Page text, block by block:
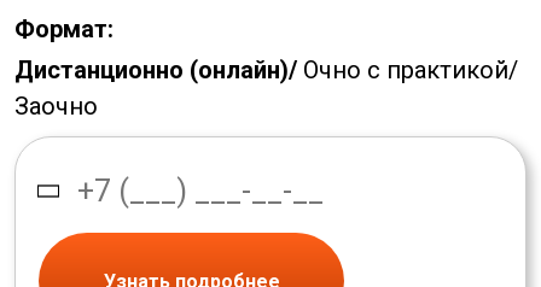
Формат:
Дистанционно (онлайн)/ Очно с практикой/
Заочно
Узнать подробнее